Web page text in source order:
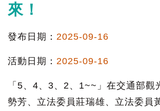
來！
發布日期： 2025-09-16
活動日期： 2025-09-16
「5、4、3、2、1~~」在交通部觀
勢芳、立法委員莊瑞雄、立法委員